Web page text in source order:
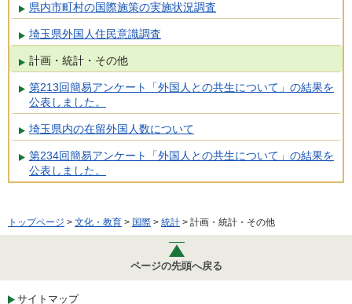
県内市町村の国際施策の実施状況調査
埼玉県外国人住民意識調査
計画・統計・その他
第213回簡易アンケート「外国人との共生について」の結果を
公表しました。
埼玉県内の在留外国人数について
第234回簡易アンケート「外国人との共生について」の結果を
公表しました。
トップページ > 文化・教育 > 国際 > 統計 > 計画・統計・その他
ページの先頭へ戻る
サイトマップ